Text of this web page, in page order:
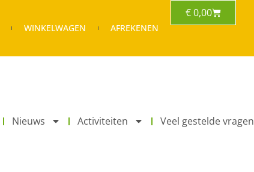
WINKELWAGEN AFREKENEN
€0,00
Nieuws Activiteiten Veel gestelde vragen